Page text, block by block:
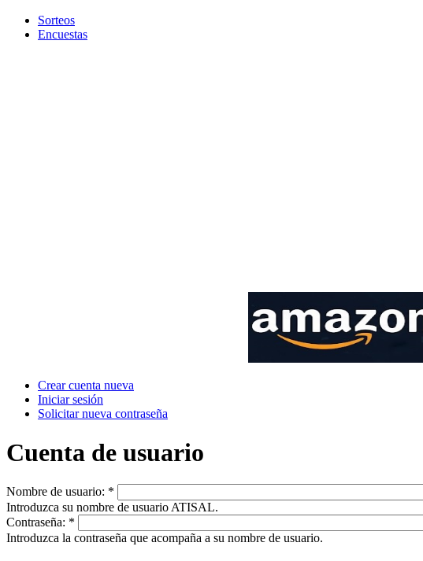
Sorteos
Encuestas
Crear cuenta nueva
Iniciar sesión
Solicitar nueva contraseña
Cuenta de usuario
Nombre de usuario: *
Introduzca su nombre de usuario ATISAL.
Contraseña: *
Introduzca la contraseña que acompaña a su nombre de usuario.